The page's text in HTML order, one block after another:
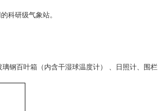
科研级气象站。
钢百叶箱（内含干湿球温度计） 、日照计、围栏